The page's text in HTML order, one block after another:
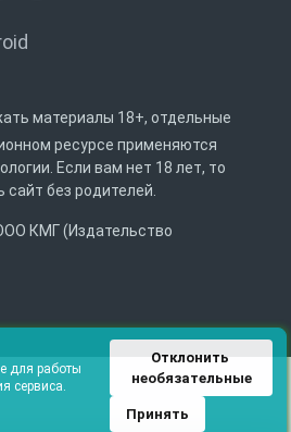
материалы 18+, отдельные
ресурсе применяются
Если вам нет 18 лет, то
без родителей.
КМГ (Издательство
для работы
сервиса.
Отклонить
необязательные
Принять